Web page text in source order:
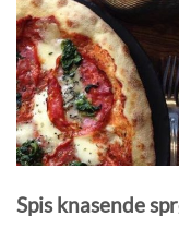
Spis knasende